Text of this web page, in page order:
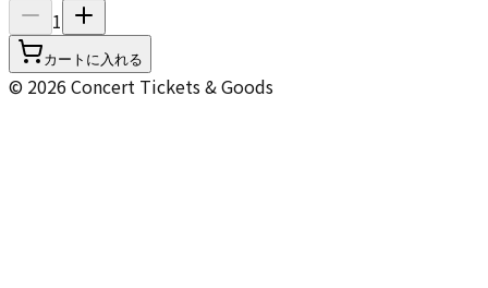
1
カートに入れる
© 2026 Concert Tickets & Goods